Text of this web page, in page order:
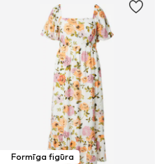
Formīga figūra